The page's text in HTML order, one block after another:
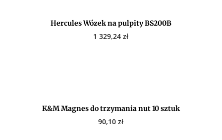
Hercules Wózek na pulpity BS200B
1 329,24zł
K&M Magnes do trzymania nut 10 sztuk
90,10zł